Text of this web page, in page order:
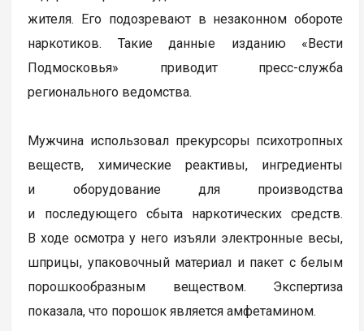
жителя. Его подозревают в незаконном обороте
наркотиков. Такие данные изданию «Вести
Подмосковья» приводит пресс-служба
регионального ведомства.
Мужчина использовал прекурсоры психотропных
веществ, химические реактивы, ингредиенты
и оборудование для производства
и последующего сбыта наркотических средств.
В ходе осмотра у него изъяли электронные весы,
шприцы, упаковочный материал и пакет с белым
порошкообразным веществом. Экспертиза
показала, что порошок является амфетамином.